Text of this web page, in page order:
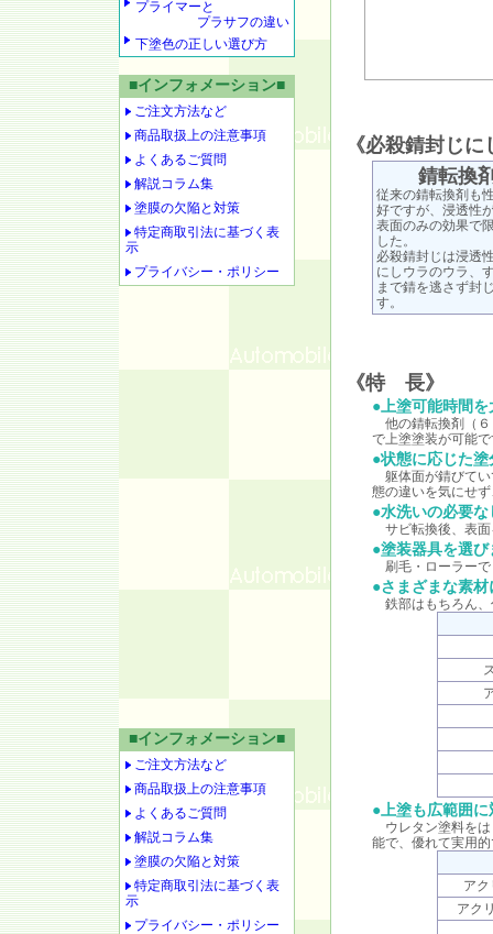
プライマーと
プラサフの違い
下塗色の正しい選び方
■インフォメーション■
ご注文方法など
商品取扱上の注意事項
よくあるご質問
解説コラム集
塗膜の欠陥と対策
特定商取引法に基づく表
示
プライバシー・ポリシー
《必殺錆封じ
錆転換
従来の錆転換剤も
好ですが、浸透性
表面のみの効果で
した。
必殺錆封じは浸透
にしウラのウラ、
まで錆を逃さず封
す。
《特 長》
●上塗可能時間を
他の錆転換剤（６
で上塗塗装が可能で
●状態に応じた
躯体面が錆びてい
態の違いを気にせ
●水洗いの必要な
サビ転換後、表面
●塗装器具を選び
刷毛・ローラーで
●さまざまな素材
鉄部はもちろん、
●上塗も広範囲に
ウレタン塗料をは
能で、優れて実用
ア
アク
■インフォメーション■
ご注文方法など
商品取扱上の注意事項
よくあるご質問
解説コラム集
塗膜の欠陥と対策
特定商取引法に基づく表
示
プライバシー・ポリシー